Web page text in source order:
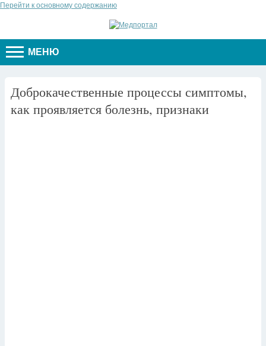
Перейти к основному содержанию
МЕНЮ
Доброкачественные процессы симптомы,
как проявляется болезнь, признаки